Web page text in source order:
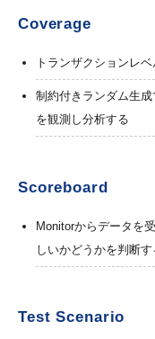
Coverage
トランザクションレ
制約付きランダム生
を観測し分析する
Scoreboard
Monitorからデータを
しいかどうかを判断す
Test Scenario